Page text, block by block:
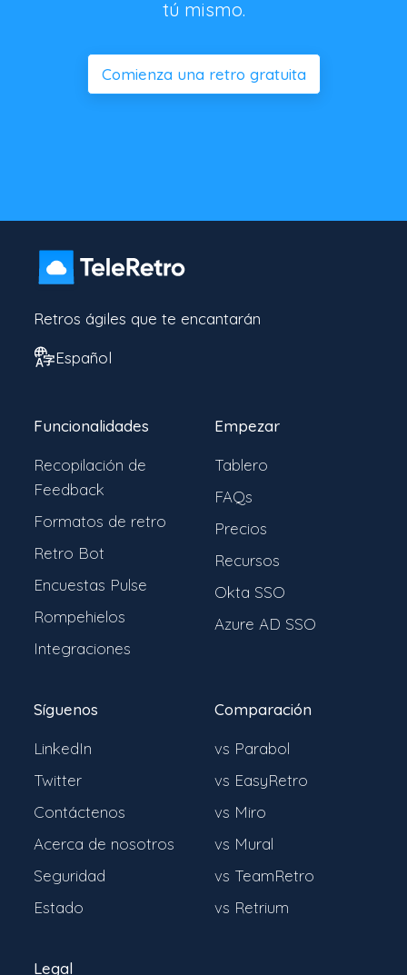
tú mismo.
Comienza una retro gratuita
Retros ágiles que te encantarán
Español
Funcionalidades
Recopilación de
Feedback
Formatos de retro
Retro Bot
Encuestas Pulse
Rompehielos
Integraciones
Empezar
Tablero
FAQs
Precios
Recursos
Okta SSO
Azure AD SSO
Síguenos
LinkedIn
Twitter
Contáctenos
Acerca de nosotros
Seguridad
Estado
Comparación
vs Parabol
vs EasyRetro
vs Miro
vs Mural
vs TeamRetro
vs Retrium
Legal